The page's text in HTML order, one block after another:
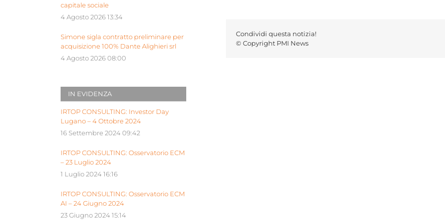
Condividi questa notizia!
© Copyright PMI News
capitale sociale
4 Agosto 2026 13:34
Simone sigla contratto preliminare per
acquisizione 100% Dante Alighieri srl
4 Agosto 2026 08:00
IN EVIDENZA
IRTOP CONSULTING: Investor Day
Lugano – 4 Ottobre 2024
16 Settembre 2024 09:42
IRTOP CONSULTING: Osservatorio ECM
– 23 Luglio 2024
1 Luglio 2024 16:16
IRTOP CONSULTING: Osservatorio ECM
AI – 24 Giugno 2024
23 Giugno 2024 15:14